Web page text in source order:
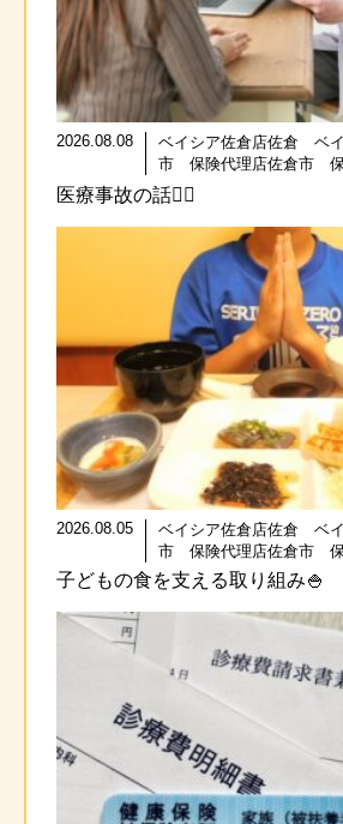
2026.08.08
ベイシア佐倉店佐倉 ベ
市 保険代理店佐倉市
医療事故の話🧑‍⚕️
2026.08.05
ベイシア佐倉店佐倉 ベ
市 保険代理店佐倉市
子どもの食を支える取り組み🍚